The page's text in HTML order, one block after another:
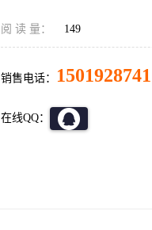
阅 读 量： 149
销售电话：
在线QQ：